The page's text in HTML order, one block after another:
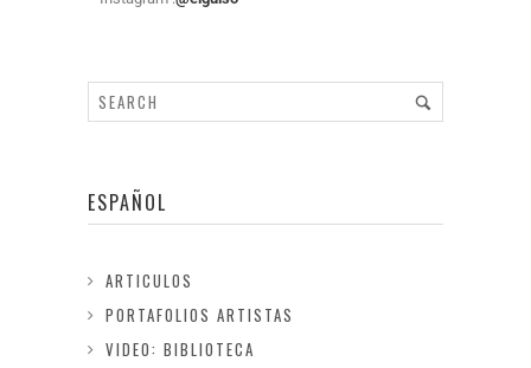
ESPAÑOL
ARTICULOS
PORTAFOLIOS ARTISTAS
VIDEO: BIBLIOTECA